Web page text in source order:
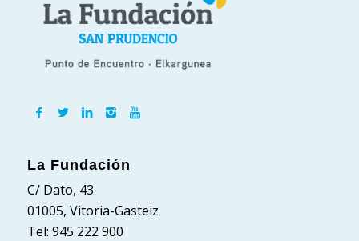
La Fundación
C/ Dato, 43
01005, Vitoria-Gasteiz
Tel: 945 222 900